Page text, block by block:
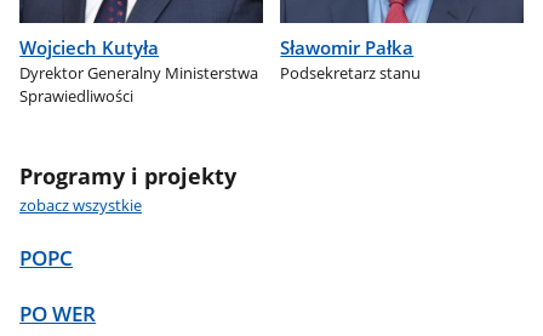
Wojciech Kutyła
Dyrektor Generalny Ministerstwa
Sprawiedliwości
Sławomir Pałka
Podsekretarz stanu
Programy i projekty
zobacz wszystkie
POPC
PO WER